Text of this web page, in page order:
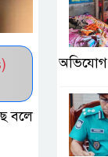
বলে
অভিযোগ